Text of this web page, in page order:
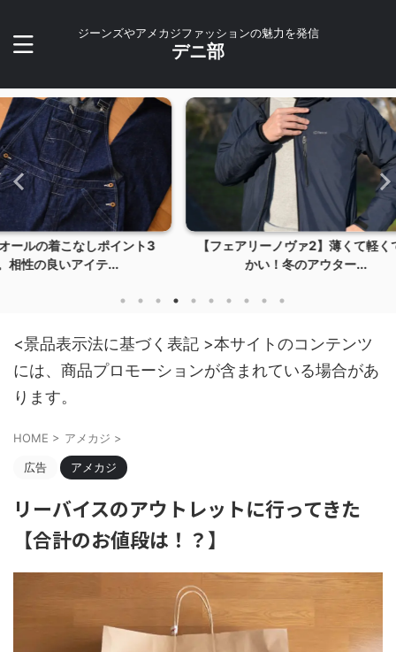
ジーンズやアメカジファッションの魅力を発信
デニ部
ント3
【フェアリーノヴァ2】薄くて軽くて暖
かい！冬のアウター...
【2022
<景品表示法に基づく表記 >本サイトのコンテンツ
には、商品プロモーションが含まれている場合があ
ります。
HOME > アメカジ >
広告 アメカジ
リーバイスのアウトレットに行ってきた
【合計のお値段は！？】